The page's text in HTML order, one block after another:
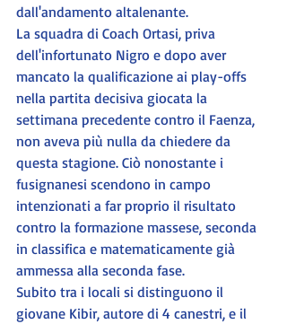
dall'andamento altalenante.
La squadra di Coach Ortasi, priva
dell'infortunato Nigro e dopo aver
mancato la qualificazione ai play-offs
nella partita decisiva giocata la
settimana precedente contro il Faenza,
non aveva più nulla da chiedere da
questa stagione. Ciò nonostante i
fusignanesi scendono in campo
intenzionati a far proprio il risultato
contro la formazione massese, seconda
in classifica e matematicamente già
ammessa alla seconda fase.
Subito tra i locali si distinguono il
giovane Kibir, autore di 4 canestri, e il